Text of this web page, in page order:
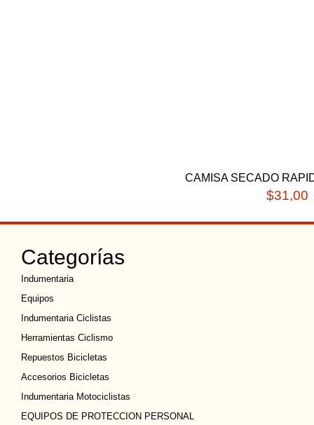
CAMISA SECADO
$31,00
Categorías
Indumentaria
Equipos
Indumentaria Ciclistas
Herramientas Ciclismo
Repuestos Bicicletas
Accesorios Bicicletas
Indumentaria Motociclistas
EQUIPOS DE PROTECCION PERSONAL